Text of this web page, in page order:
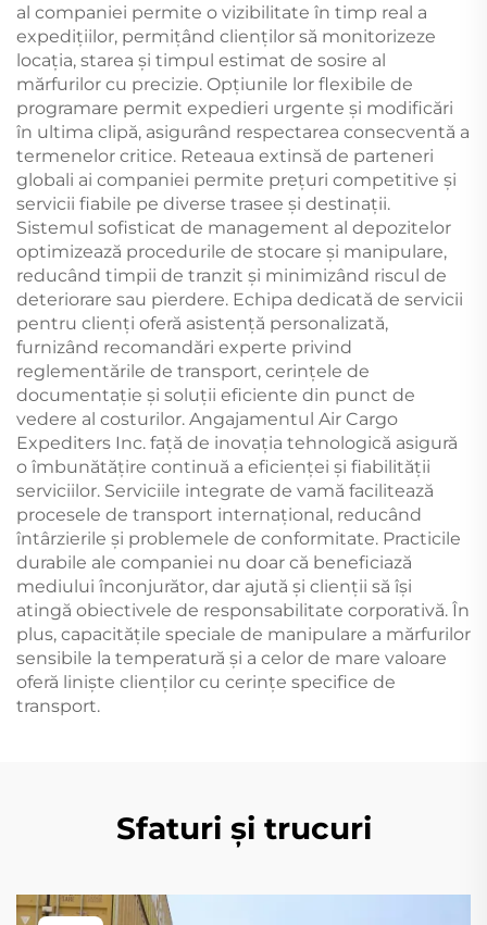
al companiei permite o vizibilitate în timp real a
expedițiilor, permițând clienților să monitorizeze
locația, starea și timpul estimat de sosire al
mărfurilor cu precizie. Opțiunile lor flexibile de
programare permit expedieri urgente și modificări
în ultima clipă, asigurând respectarea consecventă a
termenelor critice. Reteaua extinsă de parteneri
globali ai companiei permite prețuri competitive și
servicii fiabile pe diverse trasee și destinații.
Sistemul sofisticat de management al depozitelor
optimizează procedurile de stocare și manipulare,
reducând timpii de tranzit și minimizând riscul de
deteriorare sau pierdere. Echipa dedicată de servicii
pentru clienți oferă asistență personalizată,
furnizând recomandări experte privind
reglementările de transport, cerințele de
documentație și soluții eficiente din punct de
vedere al costurilor. Angajamentul Air Cargo
Expediters Inc. față de inovația tehnologică asigură
o îmbunătățire continuă a eficienței și fiabilității
serviciilor. Serviciile integrate de vamă facilitează
procesele de transport internațional, reducând
întârzierile și problemele de conformitate. Practicile
durabile ale companiei nu doar că beneficiază
mediului înconjurător, dar ajută și clienții să își
atingă obiectivele de responsabilitate corporativă. În
plus, capacitățile speciale de manipulare a mărfurilor
sensibile la temperatură și a celor de mare valoare
oferă liniște clienților cu cerințe specifice de
transport.
Sfaturi și trucuri